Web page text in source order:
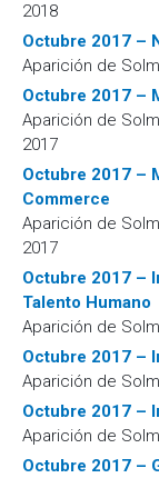
2018
Octubre 2017 –
Aparición de
Octubre 2017 –
Aparición de
2017
Octubre 2017 –
Commerce
Aparición de
2017
Octubre 2017 –
Talento Humano
Aparición de
Octubre 2017 –
Aparición de
Octubre 2017 –
Aparición de
Octubre 2017 –